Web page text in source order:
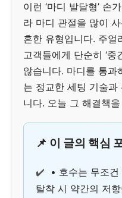
이런 ‘마디 발달형’ 손
라 마디 관절을 많이
흔한 유형입니다. 주얼
고객들에게 단순히 ‘중
않습니다. 마디를 통과
는 정교한 세팅 기술과
니다. 오늘 그 해결책
📌 이 글의 핵심
✔️
• 호수는 무조건
탈착 시 약간의 저